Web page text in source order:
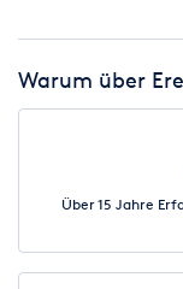
Warum über
Über 15 Jahre